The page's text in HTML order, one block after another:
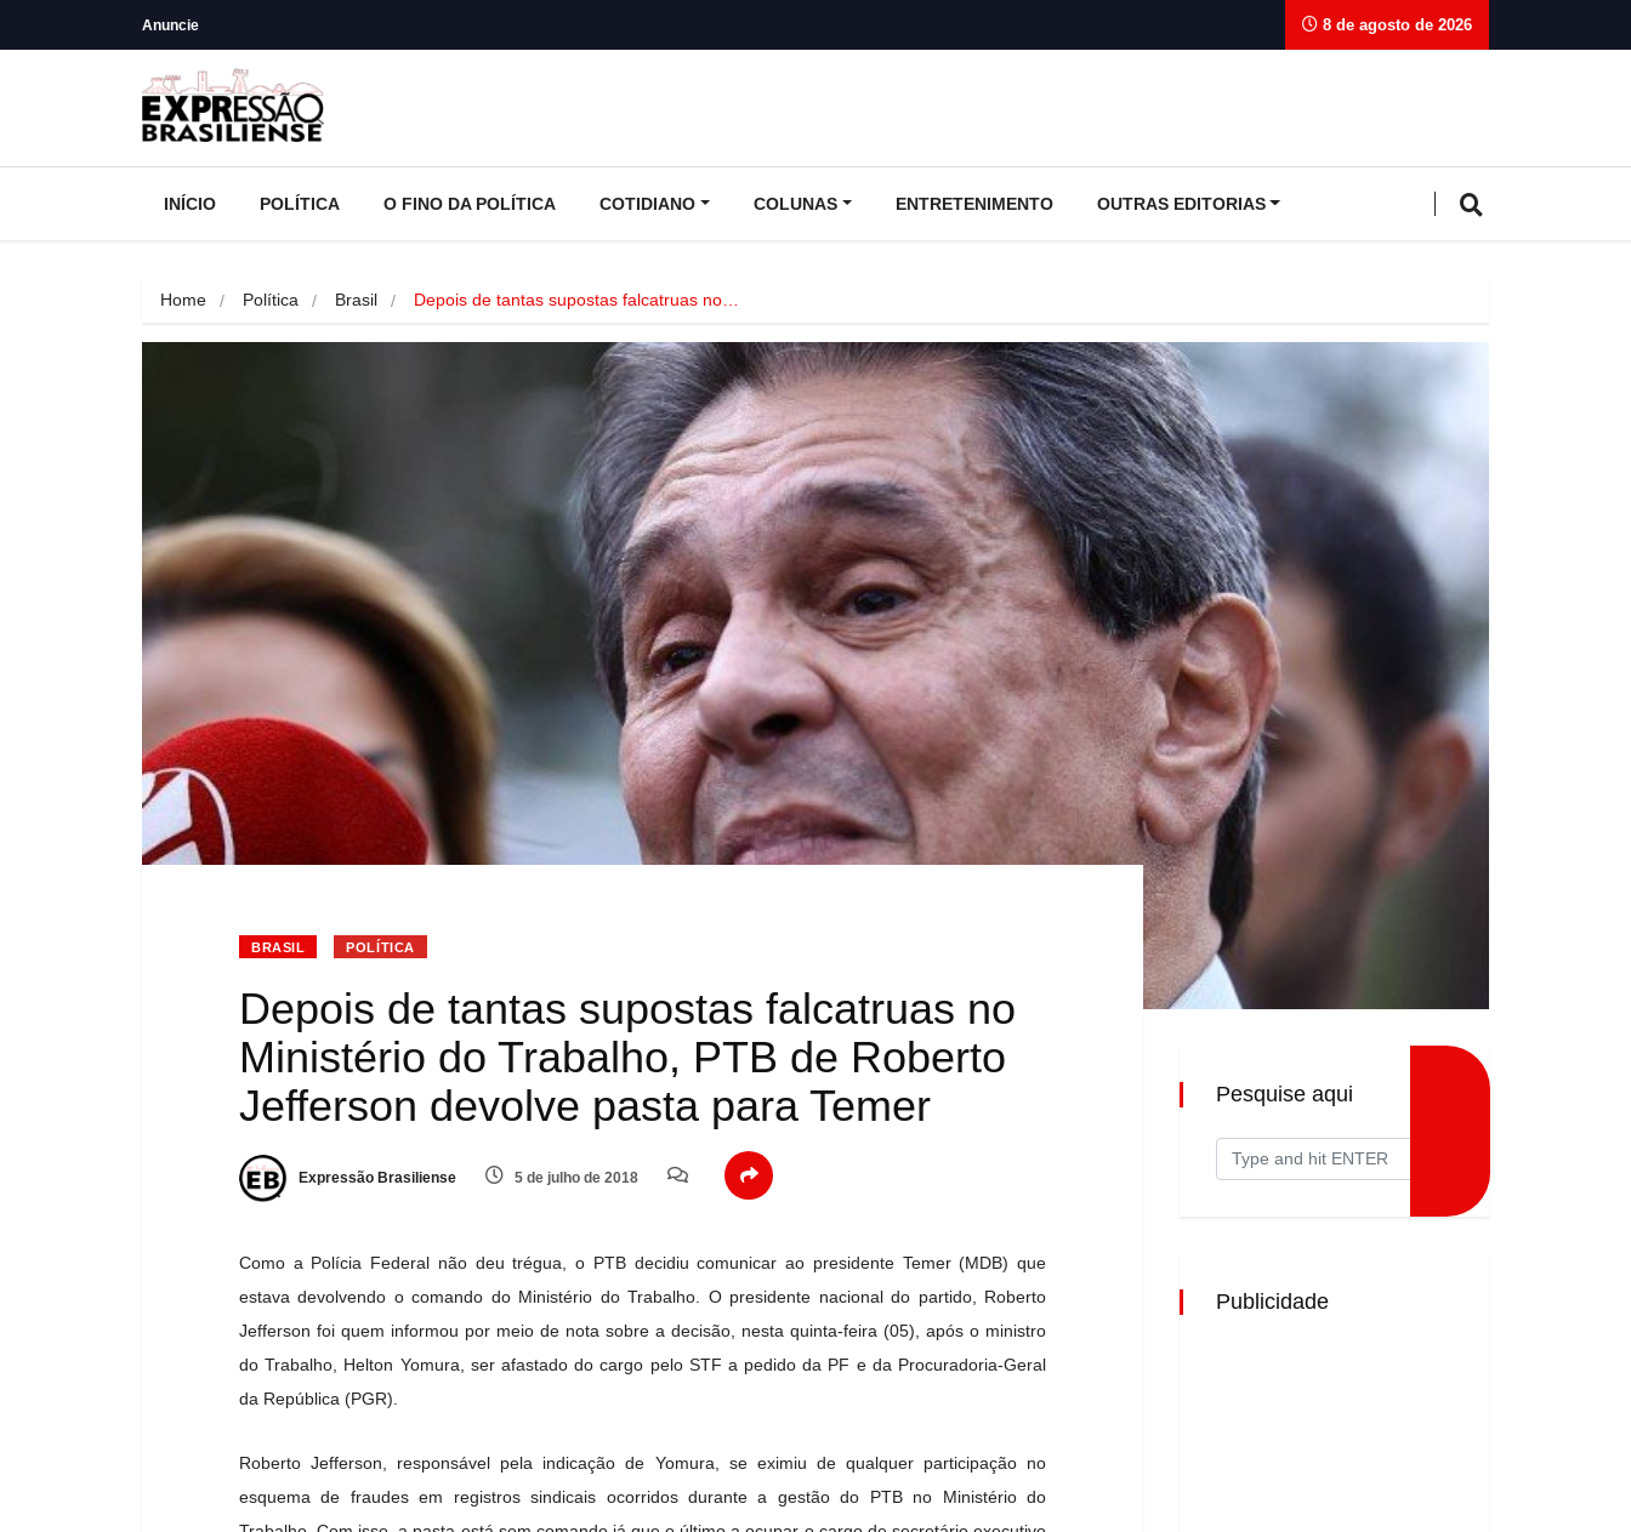
Anuncie 8 de agosto de 2026
INÍCIO POLÍTICA O FINO DA POLÍTICA COTIDIANO COLUNAS ENTRETENIMENTO OUTRAS EDITORIAS
Home Política Brasil Depois de tantas supostas falcatruas no…
BRASIL POLÍTICA
Depois de tantas supostas falcatruas no
Ministério do Trabalho, PTB de Roberto
Jefferson devolve pasta para Temer
Expressão Brasiliense 5 de julho de 2018
Como a Polícia Federal não deu trégua, o PTB decidiu comunicar ao presidente Temer (MDB) que
estava devolvendo o comando do Ministério do Trabalho. O presidente nacional do partido, Roberto
Jefferson foi quem informou por meio de nota sobre a decisão, nesta quinta-feira (05), após o ministro
do Trabalho, Helton Yomura, ser afastado do cargo pelo STF a pedido da PF e da Procuradoria-Geral
da República (PGR).
Roberto Jefferson, responsável pela indicação de Yomura, se eximiu de qualquer participação no
esquema de fraudes em registros sindicais ocorridos durante a gestão do PTB no Ministério do
Pesquise aqui
Publicidade